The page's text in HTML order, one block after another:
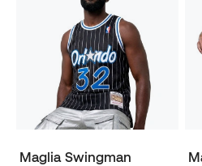
Maglia Swingman